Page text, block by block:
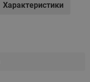
Характеристики